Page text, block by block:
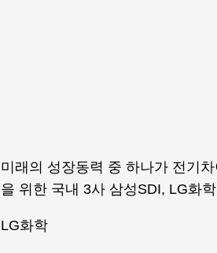
미래의 성장동력 중 하나가 전기
을 위한 국내 3사 삼성SDI, LG화
LG화학